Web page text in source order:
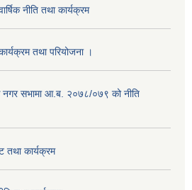
नीति तथा कार्यक्रम
तथा परियोजना ।
नगर सभामा आ‍.ब. २०७८/०७९ को नीति
तथा कार्यक्रम